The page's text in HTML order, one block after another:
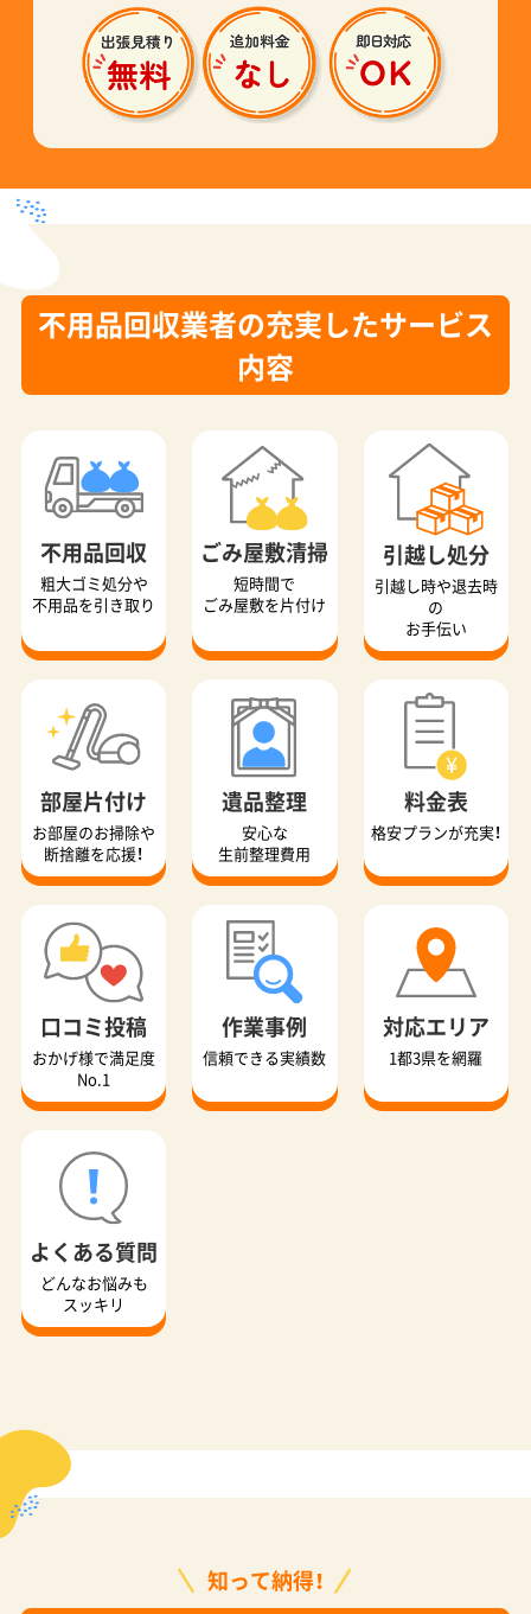
不用品回収業者の充実したサービス
内容
不用品回収
粗大ゴミ処分や
不用品を引き取り
ごみ屋敷清掃
短時間で
ごみ屋敷を片付け
引越し処分
引越し時や退去時
の
お手伝い
部屋片付け
お部屋のお掃除や
断捨離を応援！
遺品整理
安心な
生前整理費用
料金表
格安プランが充実！
口コミ投稿
おかげ様で満足度
No.1
作業事例
信頼できる実績数
対応エリア
1都3県を網羅
よくある質問
どんなお悩みも
スッキリ
知って納得！